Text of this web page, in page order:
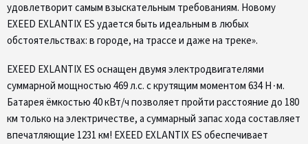
удовлетворит самым взыскательным требованиям. Новому
EXEED EXLANTIX ES удается быть идеальным в любых
обстоятельствах: в городе, на трассе и даже на треке».
EXEED EXLANTIX ES оснащен двумя электродвигателями
суммарной мощностью 469 л.с. с крутящим моментом 634 Н∙м.
Батарея ёмкостью 40 кВт/ч позволяет пройти расстояние до 180
км только на электричестве, а суммарный запас хода составляет
впечатляющие 1231 км! EXEED EXLANTIX ES обеспечивает